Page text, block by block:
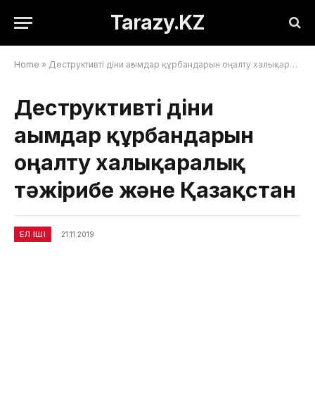
Tarazy.KZ
Home » Деструктивті діни ағымдар құрбандарын оңалту халықаралық тәжірибе және Қазақстан
Деструктивті діни
ағымдар құрбандарын
оңалту халықаралық
тәжірибе және Қазақстан
ЕЛ ІШІ 21.11.2019